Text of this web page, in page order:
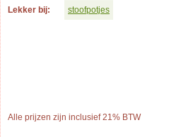
Lekker bij: stoofpotjes
Alle prijzen zijn inclusief 21% BTW